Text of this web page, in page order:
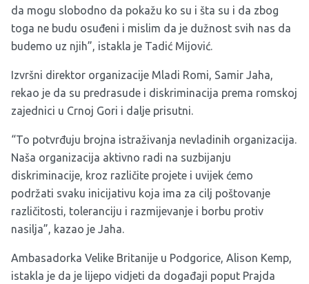
da mogu slobodno da pokažu ko su i šta su i da zbog
toga ne budu osuđeni i mislim da je dužnost svih nas da
budemo uz njih”, istakla je Tadić Mijović.
Izvršni direktor organizacije Mladi Romi, Samir Jaha,
rekao je da su predrasude i diskriminacija prema romskoj
zajednici u Crnoj Gori i dalje prisutni.
“To potvrđuju brojna istraživanja nevladinih organizacija.
Naša organizacija aktivno radi na suzbijanju
diskriminacije, kroz različite projete i uvijek ćemo
podržati svaku inicijativu koja ima za cilj poštovanje
različitosti, toleranciju i razmijevanje i borbu protiv
nasilja”, kazao je Jaha.
Ambasadorka Velike Britanije u Podgorice, Alison Kemp,
istakla je da je lijepo vidjeti da događaji poput Prajda